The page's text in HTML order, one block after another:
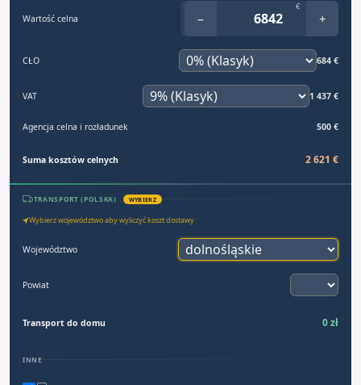
Wartość celna −
€
+
CŁO 684 €
VAT 1 437 €
Agencja celna i rozładunek 500 €
Suma kosztów celnych 2 621 €
TRANSPORT (POLSKA) WYBIERZ
Wybierz województwo aby wyliczyć koszt dostawy
Województwo
Powiat
Transport do domu 0 zł
INNE